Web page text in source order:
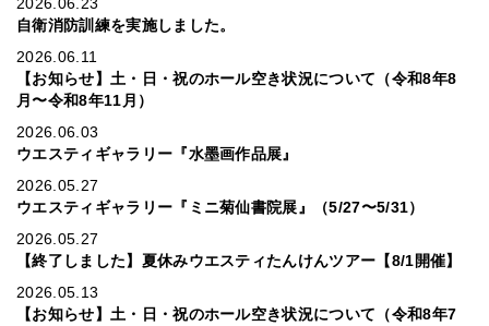
自衛消防訓練を実施しました。
2026.06.11
【お知らせ】土・日・祝のホール空き状況について（令和8年8
月〜令和8年11月）
2026.06.03
ウエスティギャラリー『水墨画作品展』
2026.05.27
ウエスティギャラリー『ミニ菊仙書院展』（5/27〜5/31）
2026.05.27
【終了しました】夏休みウエスティたんけんツアー【8/1開催】
2026.05.13
【お知らせ】土・日・祝のホール空き状況について（令和8年7